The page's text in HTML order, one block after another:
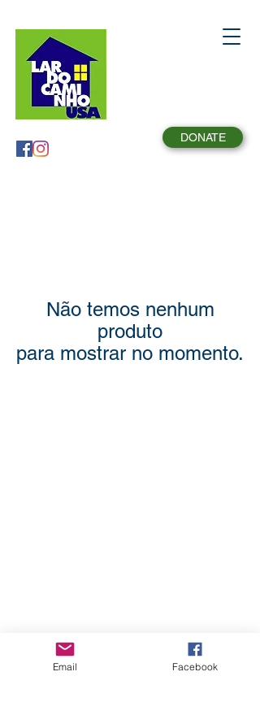
DONATE
Não temos nenhum
produto
para mostrar no momento.
Subscribe Form
Email Facebook